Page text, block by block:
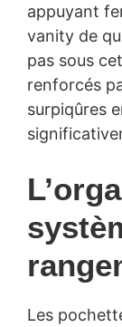
appuyant
vanity de
pas sous
renforcés
surpiqûres
Les